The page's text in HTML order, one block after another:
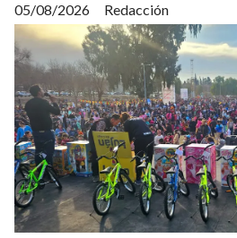
Redacción
05/08/2026